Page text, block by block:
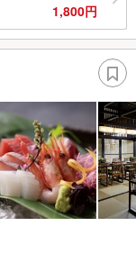
1,800円